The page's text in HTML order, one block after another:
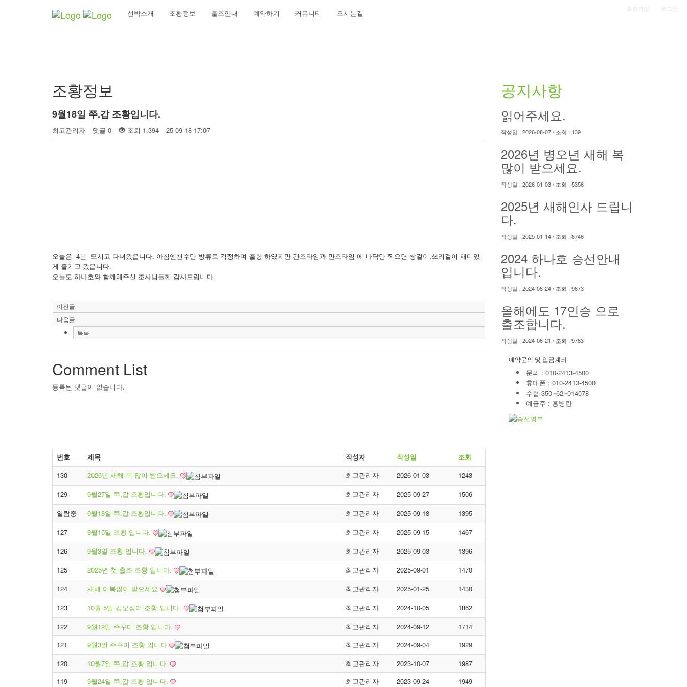
회원가입 로그인
선박소개 조황정보 출조안내 예약하기 커뮤니티 오시는길
조황정보
9월18일 쭈.갑 조황입니다.
최고관리자 댓글 0 조회 1,394 25-09-18 17:07
오늘은 4분 모시고 다녀왔읍니다. 아침엔천수만 방류로 걱정하며 출항 하였지만 간조타임과 만조타임 에 바닥만 찍으면 쌍걸이,쓰리걸이 재미있
게 즐기고 왔읍니다.
오늘도 하나호와 함께해주신 조사님들께 감사드립니다.
이전글
다음글
목록
Comment List
등록된 댓글이 없습니다.
번호 제목 작성자 작성일
조회
130
2026년 새해 복 많이 받으세요. 최고관리자 2026-01-03
1243
129
9월27일 쭈,갑 조황입니다. 최고관리자 2025-09-27
1506
열람중
9월18일 쭈.갑 조황입니다. 최고관리자 2025-09-18
1395
127
9월15일 조황 입니다. 최고관리자 2025-09-15
1467
126
9월3일 조황 입니다. 최고관리자 2025-09-03
1396
125
2025년 첫 출조 조황 입니다. 최고관리자 2025-09-01
1470
124
새해 어복많이 받으세요 최고관리자 2025-01-25
1430
123
10월 5일 갑오징어 조황 입니다. 최고관리자 2024-10-05
1862
122
9월12일 주꾸미 조황 입니다. 최고관리자 2024-09-12
1714
121
9월3일 주꾸미 조황 입니다 최고관리자 2024-09-04
1929
120
10월7일 쭈,갑 조황 입니다. 최고관리자 2023-10-07
1987
119
9월24일 쭈,갑 조황 입니다. 최고관리자 2023-09-24 1949
공지사항
읽어주세요.
작성일 : 2026-08-07 / 조회 : 139
2026년 병오년 새해 복
많이 받으세요.
작성일 : 2026-01-03 / 조회 : 5356
2025년 새해인사 드립니
다.
작성일 : 2025-01-14 / 조회 : 8746
2024 하나호 승선안내
입니다.
작성일 : 2024-08-24 / 조회 : 9673
올해에도 17인승 으로
출조합니다.
작성일 : 2024-06-21 / 조회 : 9783
예약문의 및 입금계좌
문의 : 010-2413-4500
휴대폰 : 010-2413-4500
수협 350~62~014078
예금주 : 홍병란